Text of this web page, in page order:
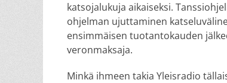
katsojalukuja aikaiseksi.
ohjelman ujuttaminen
ensimmäisen tuotantokauden
veronmaksaja.
Minkä ihmeen takia Yleisradio